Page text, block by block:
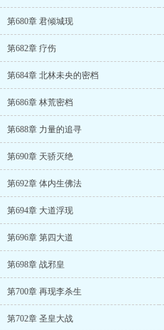
第680章 君倾城现
第682章 疗伤
第684章 北林未央的密档
第686章 林荒密档
第688章 力量的追寻
第690章 天骄灭绝
第692章 体内生佛法
第694章 大道浮现
第696章 第四大道
第698章 战邪皇
第700章 再现李杀生
第702章 圣皇大战